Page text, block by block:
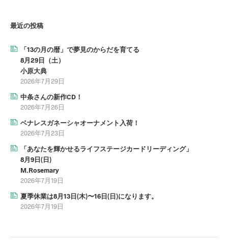
最近の投稿
「13の月の暦」で夢見のからだを育てる
8月29日（土）
小原大典
2026年7月29日
中条さんの新作CD！
2026年7月26日
ベナレスガネーシャオーナメント入荷！
2026年7月23日
「あなたを輝かせるライフステージカードリーディング」
8月9日(日)
M.Rosemary
2026年7月19日
夏季休業は8月13日(木)〜16日(日)になります。
2026年7月19日